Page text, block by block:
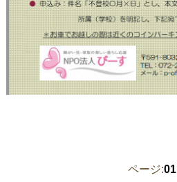
ページ:01